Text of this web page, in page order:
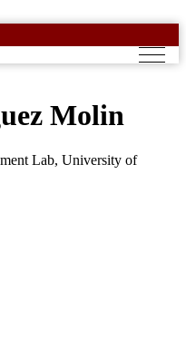
Molin
Lab, University of